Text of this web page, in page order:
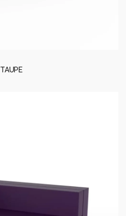
TAUPE